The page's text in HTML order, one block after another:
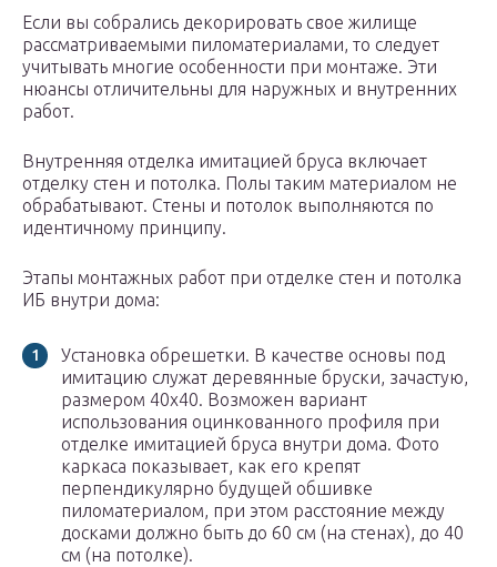
Если вы собрались декорировать свое жилище
рассматриваемыми пиломатериалами, то следует
учитывать многие особенности при монтаже. Эти
нюансы отличительны для наружных и внутренних
работ.
Внутренняя отделка имитацией бруса включает
отделку стен и потолка. Полы таким материалом не
обрабатывают. Стены и потолок выполняются по
идентичному принципу.
Этапы монтажных работ при отделке стен и потолка
ИБ внутри дома:
Установка обрешетки. В качестве основы под
имитацию служат деревянные бруски, зачастую,
размером 40х40. Возможен вариант
использования оцинкованного профиля при
отделке имитацией бруса внутри дома. Фото
каркаса показывает, как его крепят
перпендикулярно будущей обшивке
пиломатериалом, при этом расстояние между
досками должно быть до 60 см (на стенах), до 40
см (на потолке).